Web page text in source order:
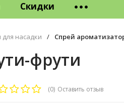
Скидки
насадки / Спрей
фрути
(0) Оставить отзыв